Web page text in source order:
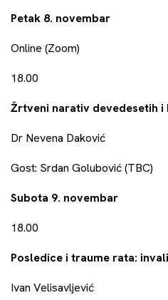
Petak 8. novembar
Online (Zoom)
18.00
Žrtveni narativ devedesetih i
Dr Nevena Daković
Gost: Srdan Golubović (TBC)
Subota 9. novembar
18.00
Posledice i traume rata:
Ivan Velisavljević